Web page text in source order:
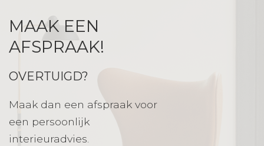
MAAK EEN
AFSPRAAK!
OVERTUIGD?
Maak dan een afspraak voor
een persoonlijk
interieuradvies.